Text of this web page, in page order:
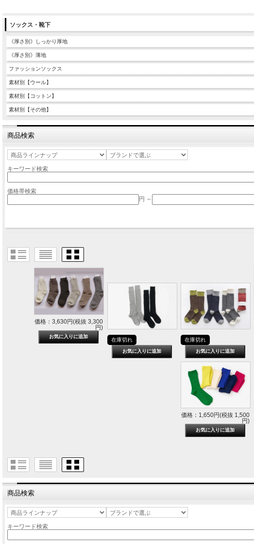
ソックス・靴下
《厚さ別》しっかり厚地
《厚さ別》薄地
ファッションソックス
素材別【ウール】
素材別【コットン】
素材別【その他】
商品検索
キーワード検索
価格帯検索
円 ～
価格：3,630円(税抜 3,300
円)
在庫切れ 在庫切れ
価格：1,650円(税抜 1,500
円)
商品検索
キーワード検索